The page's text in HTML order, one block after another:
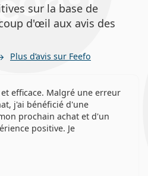
sur la base de
d'œil aux avis des
Plus d’avis sur Feefo
efficace. Malgré une erreur
j'ai bénéficié d'une
prochain achat et d'un
positive. Je